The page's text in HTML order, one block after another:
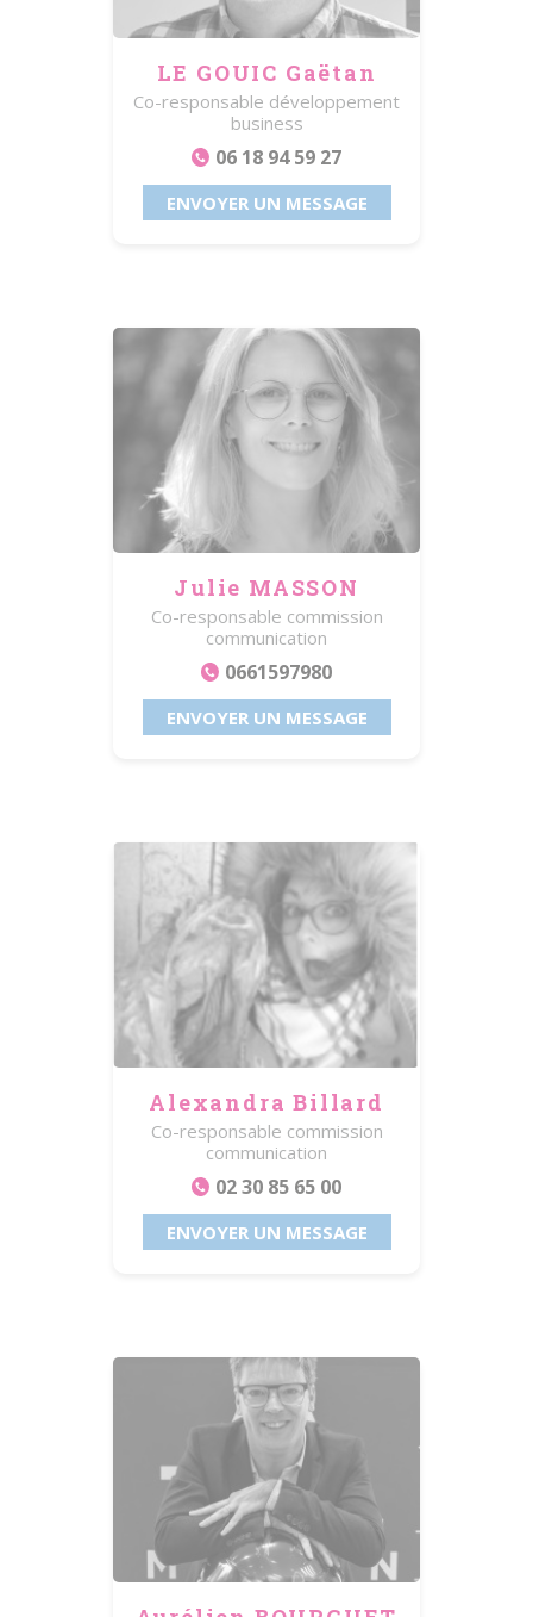
LE GOUIC Gaëtan
Co-responsable développement
business
06 18 94 59 27
ENVOYER UN MESSAGE
Julie MASSON
Co-responsable commission
communication
0661597980
ENVOYER UN MESSAGE
Alexandra Billard
Co-responsable commission
communication
02 30 85 65 00
ENVOYER UN MESSAGE